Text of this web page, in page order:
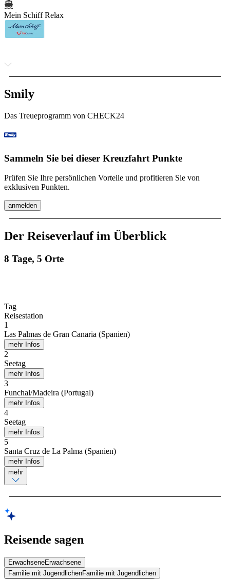
Mein Schiff Relax
Smily
Das Treueprogramm von CHECK24
Sammeln Sie bei dieser Kreuzfahrt Punkte
Prüfen Sie Ihre persönlichen Vorteile und profitieren Sie von
exklusiven Punkten.
anmelden
Der Reiseverlauf im Überblick
8 Tage, 5 Orte
Tag
Reisestation
1
Las Palmas de Gran Canaria (Spanien)
mehr Infos
2
Seetag
mehr Infos
3
Funchal/Madeira (Portugal)
mehr Infos
4
Seetag
mehr Infos
5
Santa Cruz de La Palma (Spanien)
mehr Infos
mehr
Reisende sagen
ErwachseneErwachsene
Familie mit JugendlichenFamilie mit Jugendlichen